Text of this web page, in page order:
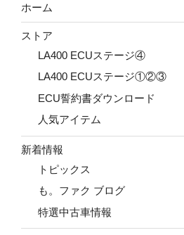
ホーム
ストア
LA400 ECUステージ④
LA400 ECUステージ①②③
ECU誓約書ダウンロード
人気アイテム
新着情報
トピックス
も。ファク ブログ
特選中古車情報